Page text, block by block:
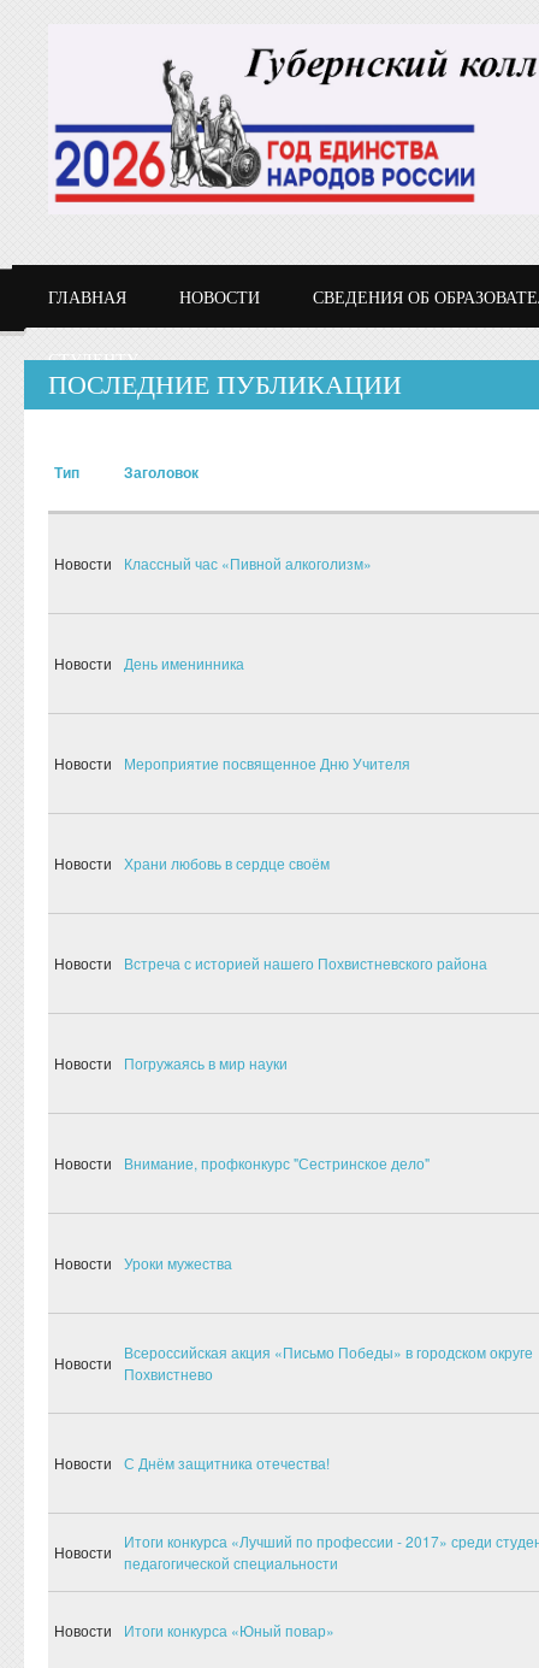
ГЛАВНАЯ НОВОСТИ СВЕДЕНИЯ ОБ
СТУДЕНТУ
ПОСЛЕДНИЕ ПУБЛИКАЦИИ
Тип Заголовок
Новости Классный час «Пивной алкоголизм»
Новости День именинника
Новости Мероприятие посвященное Дню Учителя
Новости Храни любовь в сердце своём
Новости Встреча с историей нашего Похвистневского района
Новости Погружаясь в мир науки
Новости Внимание, профконкурс "Сестринское дело"
Новости Уроки мужества
Новости
Всероссийская акция «Письмо Победы» в городском округе
Похвистнево
Новости С Днём защитника отечества!
Новости
Итоги конкурса «Лучший по профессии - 2017» среди
педагогической специальности
Новости Итоги конкурса «Юный повар»